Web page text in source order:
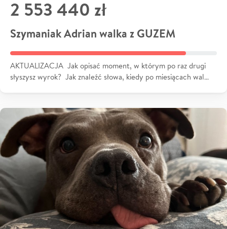
2 553 440 zł
Szymaniak Adrian walka z GUZEM
AKTUALIZACJA Jak opisać moment, w którym po raz drugi
słyszysz wyrok? Jak znaleźć słowa, kiedy po miesiącach wal…